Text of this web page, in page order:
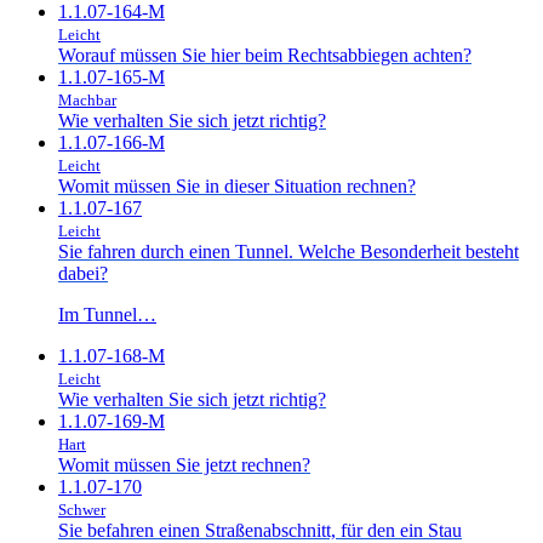
1.1.07-164-M
Leicht
Worauf müssen Sie hier beim Rechtsabbiegen achten?
1.1.07-165-M
Machbar
Wie verhalten Sie sich jetzt richtig?
1.1.07-166-M
Leicht
Womit müssen Sie in dieser Situation rechnen?
1.1.07-167
Leicht
Sie fahren durch einen Tunnel. Welche Besonderheit besteht
dabei?
Im Tunnel…
1.1.07-168-M
Leicht
Wie verhalten Sie sich jetzt richtig?
1.1.07-169-M
Hart
Womit müssen Sie jetzt rechnen?
1.1.07-170
Schwer
Sie befahren einen Straßenabschnitt, für den ein Stau